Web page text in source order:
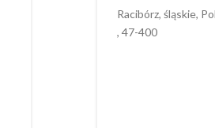
Racibórz, śląskie,
, 47-400